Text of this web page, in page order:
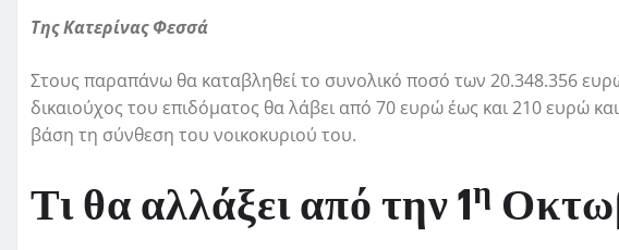
Της Κατερίνας Φεσσά
Στους παραπάνω θα καταβληθεί το συνολικό ποσό των 20.348.356
δικαιούχος του επιδόματος θα λάβει από 70 ευρώ έως και 210 ευρώ
βάση τη σύνθεση του νοικοκυριού του.
Τι θα αλλάξει από την 1η